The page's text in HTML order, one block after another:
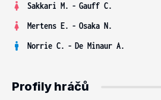
Sakkari M. - Gauff C.
Mertens E. - Osaka N.
Norrie C. - De Minaur A.
Profily hráčů